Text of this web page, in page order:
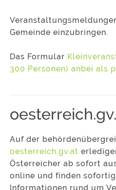
Gemeinde einzubringen.
Das Formular
300 Personen) anbei als
Auf der
oesterreich.gv.at
Österreicher ab sofort
online und finden
Informationen rund um